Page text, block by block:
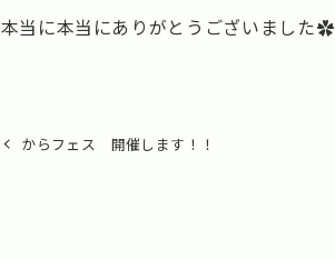
本当に本当にありがとうございました✿
からフェス 開催します！！